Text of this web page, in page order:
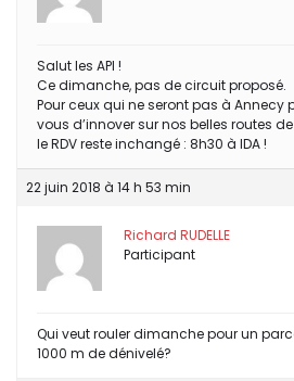
Salut les API !
Ce dimanche, pas de circuit proposé.
Pour ceux qui ne seront pas à Annecy
vous d’innover sur nos belles routes
le RDV reste inchangé : 8h30 à IDA !
22 juin 2018 à 14 h 53 min
Richard RUDELLE
Participant
Qui veut rouler dimanche pour un
1000 m de dénivelé?